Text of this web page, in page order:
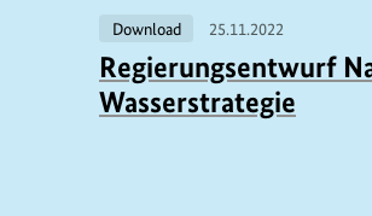
Download 25.11.2022
Regierungsentwurf
Wasserstrategie